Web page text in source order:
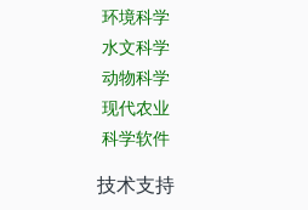
环境科学
水文科学
动物科学
现代农业
科学软件
技术支持